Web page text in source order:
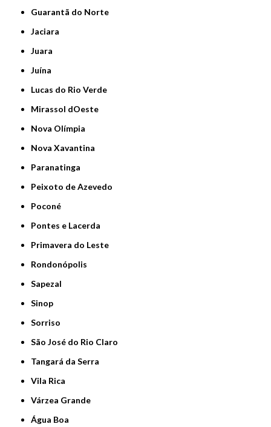
Guarantã do Norte
Jaciara
Juara
Juína
Lucas do Rio Verde
Mirassol dOeste
Nova Olímpia
Nova Xavantina
Paranatinga
Peixoto de Azevedo
Poconé
Pontes e Lacerda
Primavera do Leste
Rondonópolis
Sapezal
Sinop
Sorriso
São José do Rio Claro
Tangará da Serra
Vila Rica
Várzea Grande
Água Boa